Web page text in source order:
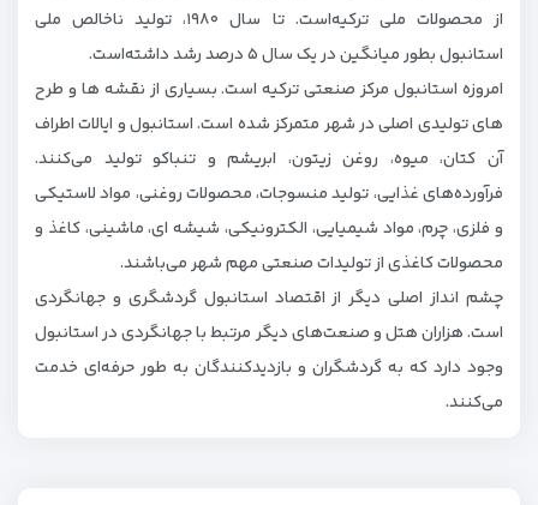
از محصولات ملی ترکیه‌است. تا سال ۱۹۸۰، تولید ناخالص ملی
استانبول بطور میانگین در یک سال ۵ درصد رشد داشته‌است.
امروزه استانبول مرکز صنعتی ترکیه است. بسیاری از نقشه ها و طرح
های تولیدی اصلی در شهر متمرکز شده است. استانبول و ایالات اطراف
آن کتان، میوه، روغن زیتون، ابریشم و تنباکو تولید می‌کنند.
فرآورده‌های غذایی، تولید منسوجات، محصولات روغنی، مواد لاستیکی
و فلزی، چرم، مواد شیمیایی، الکترونیکی، شیشه ای، ماشینی، کاغذ و
محصولات کاغذی از تولیدات صنعتی مهم شهر می‌باشند.
چشم انداز اصلی دیگر از اقتصاد استانبول گردشگری و جهانگردی
است. هزاران هتل و صنعت‌های دیگر مرتبط با جهانگردی در استانبول
وجود دارد که به گردشگران و بازدیدکنندگان به طور حرفه‌ای خدمت
می‌کنند.